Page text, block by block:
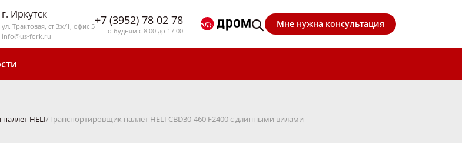
г. Иркутск
ул. Трактовая, ст 3ж/1, офис 5
info@us-fork.ru
+7 (3952) 78 02 78
По будням с 8:00 до 17:00
Мне нужна консультация
HELI Транспортировщик паллет HELI CBD30-460 F2400 с длинными вилами